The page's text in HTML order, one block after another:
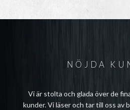
NÖJDA
Vi är stolta och glada över de
kunder. Vi läser och tar till oss av